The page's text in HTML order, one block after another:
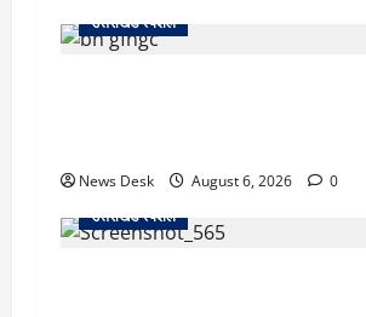
उत्तराखंड स्पेशल
News Desk August 6, 2026
0
उत्तराखंड स्पेशल